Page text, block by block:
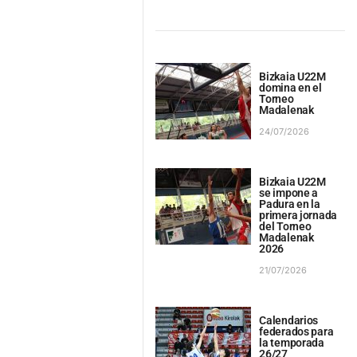
Bizkaia U22M
domina en el
Torneo
Madalenak
24/07/2026
Bizkaia U22M
se impone a
Padura en la
primera jornada
del Torneo
Madalenak
2026
21/07/2026
Calendarios
federados para
la temporada
26/27